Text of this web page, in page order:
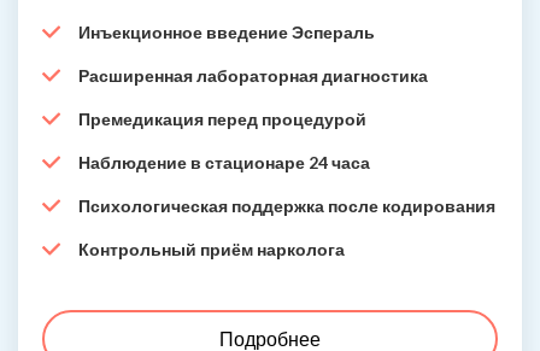
Инъекционное введение Эспераль
Расширенная лабораторная диагностика
Премедикация перед процедурой
Наблюдение в стационаре 24 часа
Психологическая поддержка после кодирования
Контрольный приём нарколога
Подробнее